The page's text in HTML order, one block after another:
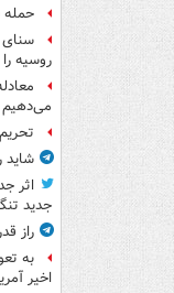
حمله به ۱۵ نفتکش‌ اماراتی
سنای
روسیه
می‌دهیم
شاید
اثر
جدید
راز
به
اخیر